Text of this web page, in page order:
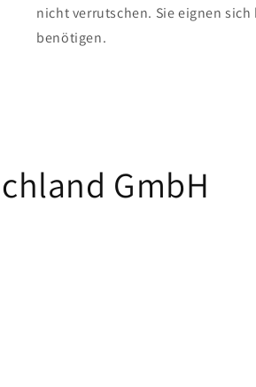
nicht verrutschen. Sie eignen
benötigen.
GmbH